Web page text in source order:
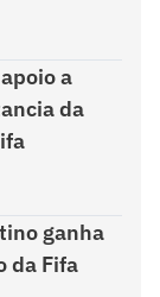
a
da
ganha
da Fifa